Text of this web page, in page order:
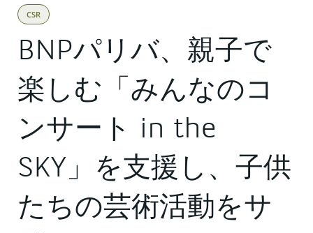
CSR
BNPパリバ、親子で
楽しむ「みんなのコ
ンサート in the
SKY」を支援し、子供
たちの芸術活動をサ